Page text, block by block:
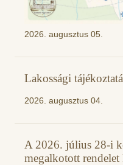
2026. augusztus 05.
Lakossági
2026. augusztus 04.
A 2026. július 28-i
megalkotott rendelet